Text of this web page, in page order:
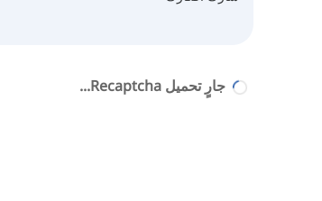
جارٍ تحميل Recaptcha...